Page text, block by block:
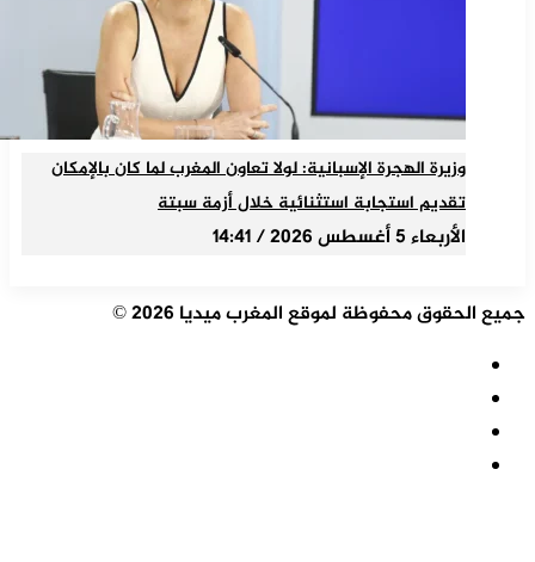
وزيرة الهجرة الإسبانية: لولا تعاون المغرب لما كان بالإمكان
تقديم استجابة استثنائية خلال أزمة سبتة
الأربعاء 5 أغسطس 2026 / 14:41
جميع الحقوق محفوظة لموقع المغرب ميديا 2026 ©